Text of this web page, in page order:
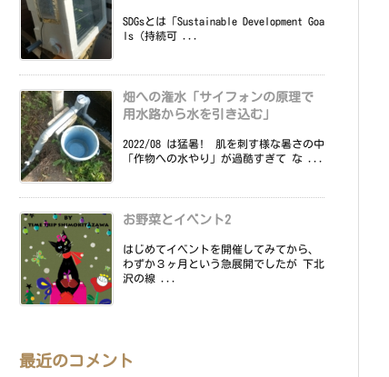
SDGsとは「Sustainable Development Goa
ls（持続可 ...
畑への潅水「サイフォンの原理で
用水路から水を引き込む」
2022/08 は猛暑! 肌を刺す様な暑さの中
「作物への水やり」が過酷すぎて な ...
お野菜とイベント2
はじめてイベントを開催してみてから、
わずか３ヶ月という急展開でしたが 下北
沢の線 ...
最近のコメント